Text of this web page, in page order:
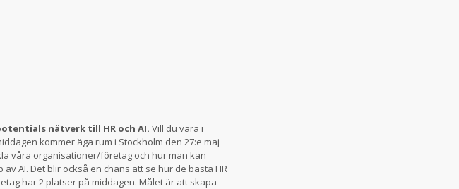
nätverk till HR och AI. Vill du vara i
kommer äga rum i Stockholm den 27:e maj
våra organisationer/företag och hur man kan
AI. Det blir också en chans att se hur de bästa HR
har 2 platser på middagen. Målet är att skapa